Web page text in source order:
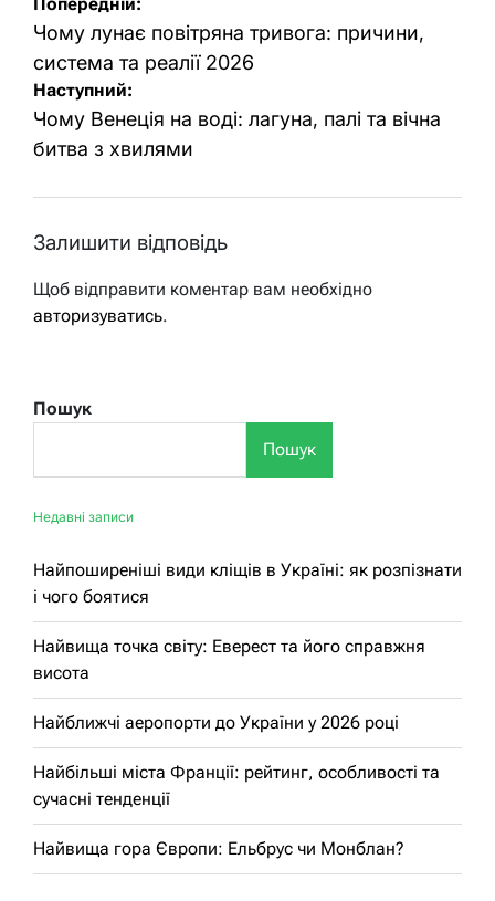
записів
Чому лунає повітряна тривога: причини,
система та реалії 2026
Наступний:
Чому Венеція на воді: лагуна, палі та вічна
битва з хвилями
Залишити відповідь
Щоб відправити коментар вам необхідно
авторизуватись.
Пошук
Пошук
Недавні записи
Найпоширеніші види кліщів в Україні: як розпізнати
і чого боятися
Найвища точка світу: Еверест та його справжня
висота
Найближчі аеропорти до України у 2026 році
Найбільші міста Франції: рейтинг, особливості та
сучасні тенденції
Найвища гора Європи: Ельбрус чи Монблан?